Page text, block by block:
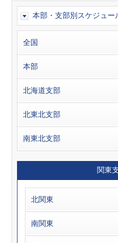
本部・支部別スケジュー
全国
本部
北海道支部
北東北支部
南東北支部
関東
北関東
南関東